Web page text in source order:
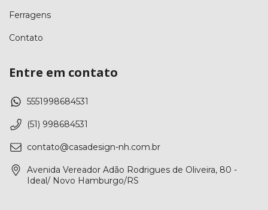
Ferragens
Contato
Entre em contato
5551998684531
(51) 998684531
contato@casadesign-nh.com.br
Avenida Vereador Adão Rodrigues de Oliveira, 80 -
Ideal/ Novo Hamburgo/RS